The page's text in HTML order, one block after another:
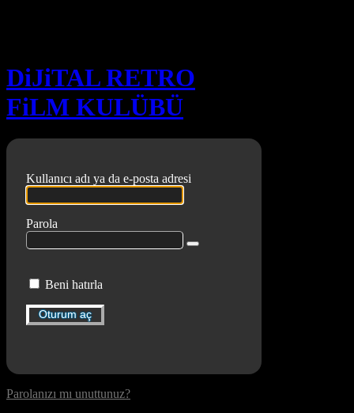
DiJiTAL RETRO
FiLM KULÜBÜ
Kullanıcı adı ya da e-posta adresi
Parola
Beni hatırla
Parolanızı mı unuttunuz?